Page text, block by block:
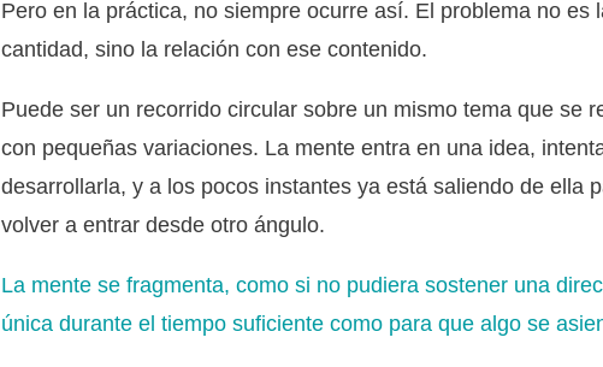
Pero en la práctica, no siempre ocurre así. El problema no es
cantidad, sino la relación con ese contenido.
Puede ser un recorrido circular sobre un mismo tema que se
con pequeñas variaciones. La mente entra en una idea,
desarrollarla, y a los pocos instantes ya está saliendo de ella
volver a entrar desde otro ángulo.
La mente se fragmenta, como si no pudiera sostener una
única durante el tiempo suficiente como para que algo se